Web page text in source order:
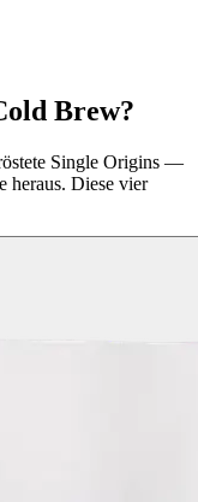
Brew?
Single Origins —
heraus. Diese vier